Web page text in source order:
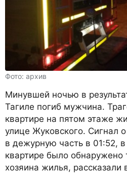
Фото: архив
Минувшей ночью в
Тагиле погиб мужчина.
квартире на пятом этаже
улице Жуковского. Сигнал
в дежурную часть в 01:52,
квартире было обнаружено
хозяина жилья,